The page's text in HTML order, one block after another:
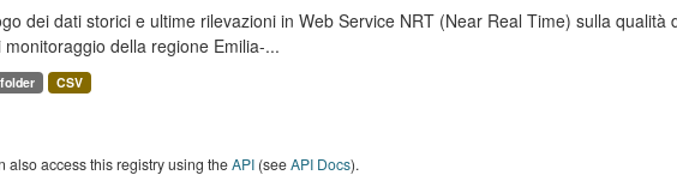
dei dati storici e ultime rilevazioni in Web Service NRT (Near Real Time) sulla qualità
monitoraggio della regione Emilia-...
CSV
also access this registry using theAPI(seeAPI Docs).